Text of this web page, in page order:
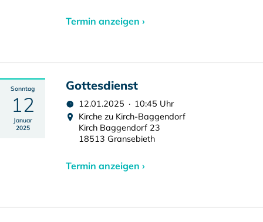
Termin anzeigen ›
Sonntag
12
Januar
2025
Gottesdienst
12.01.2025 · 10:45 Uhr
Kirche zu Kirch-Baggendorf
Kirch Baggendorf 23
18513 Gransebieth
Termin anzeigen ›